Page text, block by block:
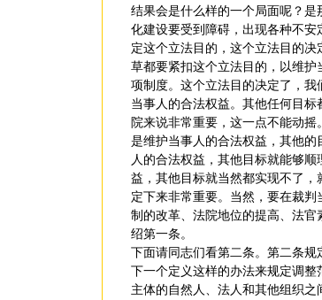
结果会是什么样的一个局面呢？
化建设要受到障碍，出现各种不
定这个立法目的，这个立法目的
草都要紧扣这个立法目的，以维
项制度。这个立法目的决定了，
当事人的合法权益。其他任何目
院来说非常重要，这一点不能动
是维护当事人的合法权益，其他
人的合法权益，其他目标就能够
益，其他目标就当然都实现不了
定下来非常重要。当然，要在裁
制的改革、法院地位的提高、法
绍第一条。
下面请同志们看第二条。第二条
下一个定义这样的办法来规定调
主体的自然人、法人和其他组织